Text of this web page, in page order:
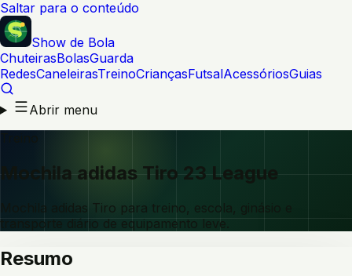
Saltar para o conteúdo
Show de Bola
ChuteirasBolasGuarda
RedesCaneleirasTreinoCriançasFutsalAcessóriosGuias
Abrir menu
Mochila adidas Tiro 23 League
Mochila adidas Tiro para treino, escola, ginásio e
transporte diário de equipamento leve.
Resumo